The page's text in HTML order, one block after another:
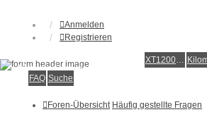
Anmelden
Registrieren
XT1200Z-Wiki
Alles rund um die Yamaha XT1200Z Super
FAQ Suche
Foren-Übersicht Häufig gestellte Fragen